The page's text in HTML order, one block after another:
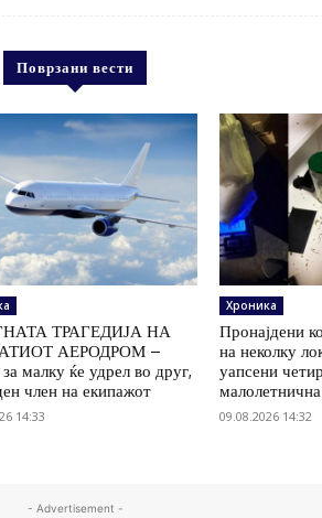
Поврзани вести
ТРАГЕДИЈА НА
АЕРОДРОМ –
малку ќе удрел во друг,
член на екипажот
14:33
Хроника
Пронајдени
на неколку
уапсени
малолетнична
09.08.2026 14:32
- Advertisement -